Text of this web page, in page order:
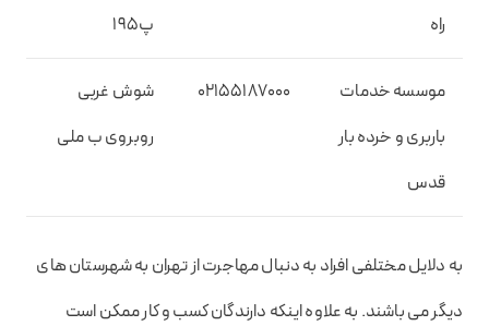
راه
پ195
موسسه خدمات
باربری و خرده بار
قدس
02155187000
شوش غربی
روبروی ب ملی
به دلایل مختلفی افراد به دنبال مهاجرت از تهران به شهرستان های
دیگر می باشند. به علاوه اینکه دارندگان کسب و کار ممکن است